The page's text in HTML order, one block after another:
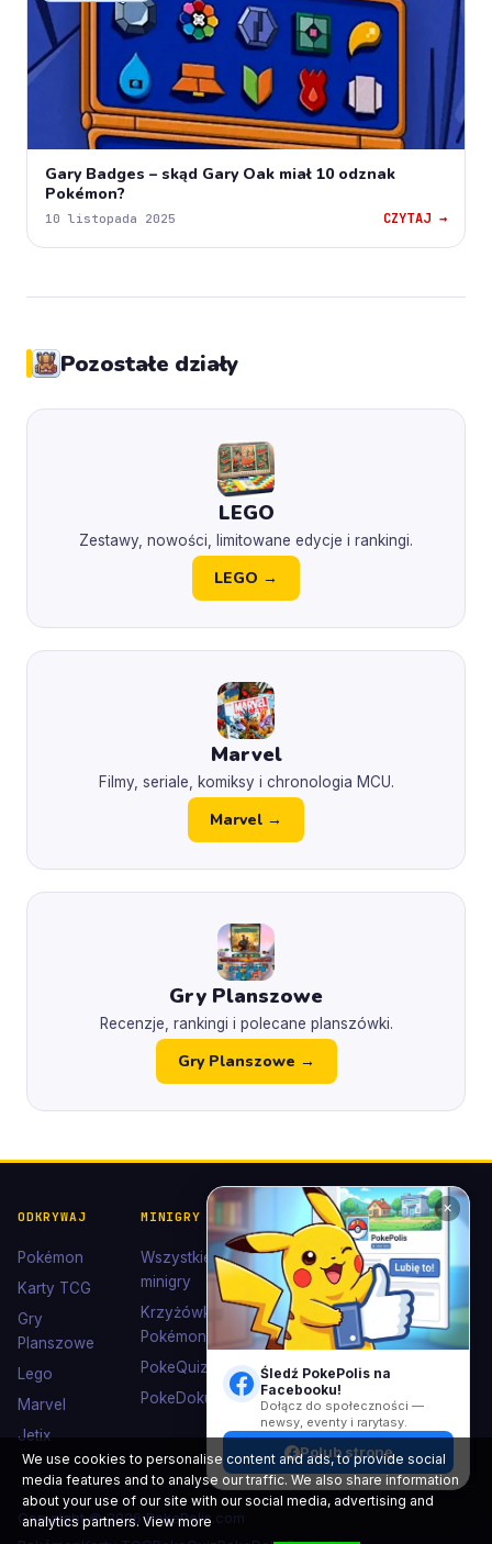
Gary Badges – skąd Gary Oak miał 10 odznak
Pokémon?
10 listopada 2025 CZYTAJ →
Pozostałe działy
LEGO
Zestawy, nowości, limitowane edycje i rankingi.
LEGO →
Marvel
Filmy, seriale, komiksy i chronologia MCU.
Marvel →
Gry Planszowe
Recenzje, rankingi i polecane planszówki.
Gry Planszowe →
ODKRYWAJ
Pokémon
Karty TCG
Gry
Planszowe
Lego
Marvel
Jetix
MINIGRY
Wszystkie
minigry
Krzyżówki
Pokémon
PokeQuiz
PokeDoku
POKÉDEX I
KOLEKCJE
Pokédex
Ewolucje
Eevee
Kolekcje
Kolorowanki
POMOC I
KONTAKT
Kontakt
Wsparcie
Polub nas
Copyright © 2026 PokePolis.com
✕
Śledź PokePolis na
Facebooku!
Dołącz do społeczności —
newsy, eventy i rarytasy.
Polub stronę
We use cookies to personalise content and ads, to provide social
media features and to analyse our traffic. We also share information
about your use of our site with our social media, advertising and
analytics partners.View more